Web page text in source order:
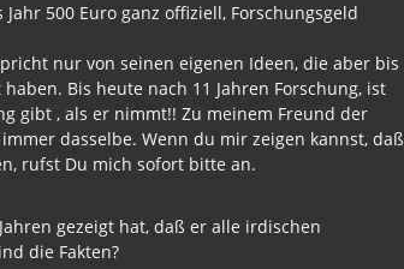
500 Euro ganz offiziell, Forschungsgeld
nur von seinen eigenen Ideen, die aber bis
Bis heute nach 11 Jahren Forschung, ist
gibt , als er nimmt!! Zu meinem Freund der
dasselbe. Wenn du mir zeigen kannst, daß
rufst Du mich sofort bitte an.
gezeigt hat, daß er alle irdischen
die Fakten?